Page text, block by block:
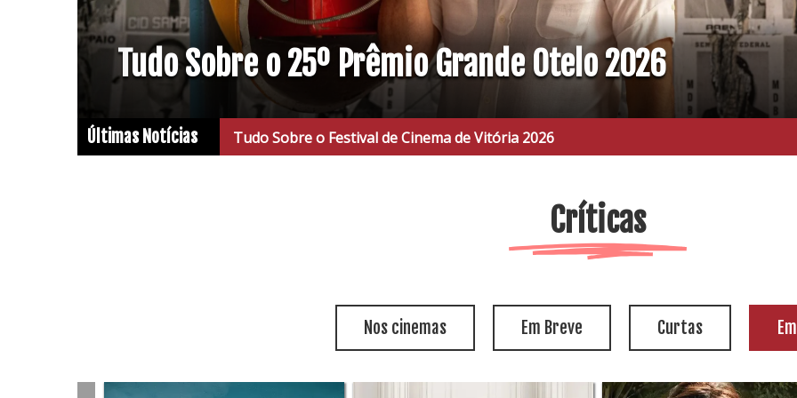
Tudo Sobre o 25º Prêmio Grande Otelo 2026
Últimas NotíciasTudo Sobre o Festival de Cinema de Vitória 2026
Críticas
Nos cinemas Em Breve Curtas